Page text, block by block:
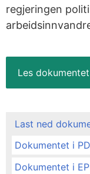
regjeringen
Les dokumentet
Last ned
Dokumentet i
Dokumentet i